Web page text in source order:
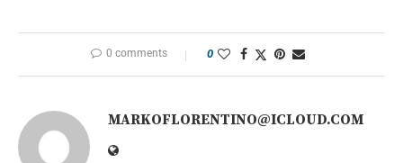
0 comments 0
MARKOFLORENTINO@ICLOUD.COM